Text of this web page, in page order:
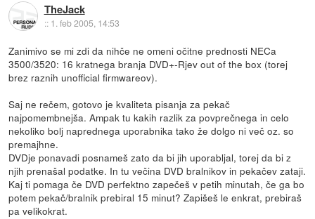
TheJack
:: 1. feb 2005, 14:53
Zanimivo se mi zdi da nihče ne omeni očitne prednosti NECa
3500/3520: 16 kratnega branja DVD+-Rjev out of the box (torej
brez raznih unofficial firmwareov).
Saj ne rečem, gotovo je kvaliteta pisanja za pekač
najpomembnejša. Ampak tu kakih razlik za povprečnega in celo
nekoliko bolj naprednega uporabnika tako že dolgo ni več oz. so
premajhne.
DVDje ponavadi posnameš zato da bi jih uporabljal, torej da bi z
njih prenašal podatke. In tu večina DVD bralnikov in pekačev zataji.
Kaj ti pomaga če DVD perfektno zapečeš v petih minutah, če ga bo
potem pekač/bralnik prebiral 15 minut? Zapišeš le enkrat, prebiraš
pa velikokrat.